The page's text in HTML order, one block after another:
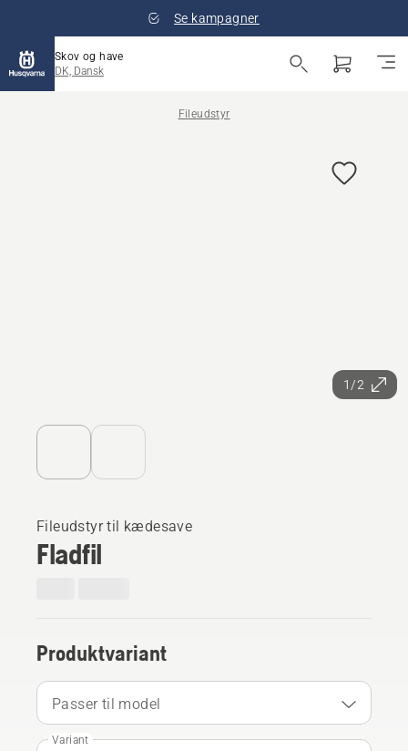
Se kampagner
Skov og have
DK, Dansk
Fileudstyr
1/2
Fileudstyr til kædesave
Fladfil
Produktvariant
Passer til model
Variant